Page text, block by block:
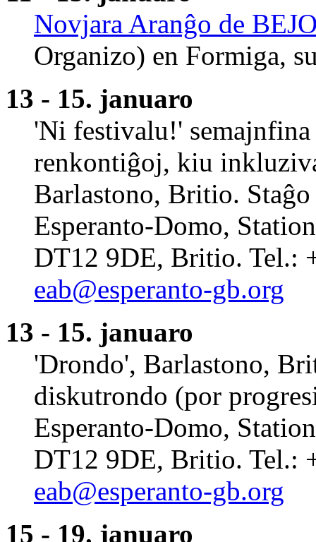
Novjara Aranĝo de
Organizo) en Formiga,
13 - 15. januaro
'Ni festivalu!'
renkontiĝoj, kiu
Barlastono, Britio.
Esperanto-Domo,
DT12 9DE, Britio. Tel.:
eab@esperanto-gb.org
13 - 15. januaro
'Drondo', Barlastono,
diskutrondo (por
Esperanto-Domo,
DT12 9DE, Britio. Tel.:
eab@esperanto-gb.org
15 - 19. januaro